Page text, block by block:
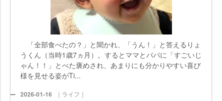
「全部食べたの？」と聞かれ、「うん！」と答えるりょ
うくん（当時1歳7ヵ月）。するとママとパパに「すごいじ
ゃん！！」とべた褒めされ、あまりにも分かりやすい喜び
様を見せる姿がTi...
2026-01-16 ｜ライフ｜